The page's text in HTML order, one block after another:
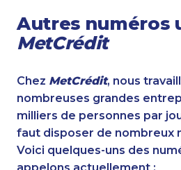
Autres numéros
MetCrédit
Chez MetCrédit, nous
nombreuses grandes
milliers de personnes par
faut disposer de nombreux
Voici quelques-uns des